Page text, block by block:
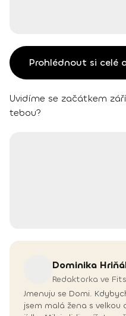
Prohlédnout si celé
Uvidíme se začátkem
tebou?
Dominika
Redaktorka ve
Jmenuju se Domi.
jsem malá žena s